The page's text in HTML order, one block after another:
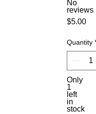
No
reviews
$5.00
Quantity *
Only
1
left
in
stock